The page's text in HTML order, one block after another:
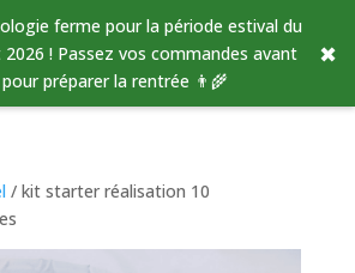
ferme pour la période estival du
! Passez vos commandes avant
préparer la rentrée 👨‍🌾
✖
/ kit starter réalisation 10